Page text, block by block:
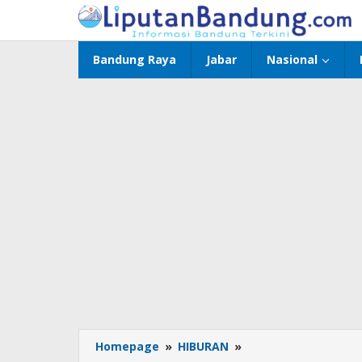
konten
Bandung Raya Jabar Nasional
Homepage » HIBURAN »